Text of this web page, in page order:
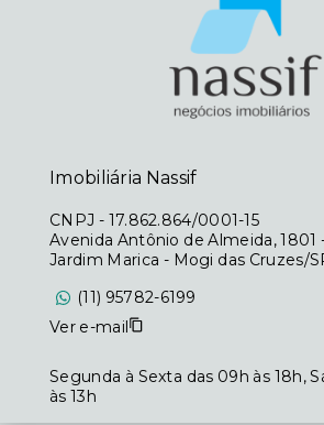
Imobiliária Nassif
CNPJ - 17.862.864/0001-15
Avenida Antônio de Almeida, 1801
Jardim Marica - Mogi das Cruzes/
(11) 95782-6199
Ver e-mail
Segunda à Sexta das 09h às 18h,
às 13h